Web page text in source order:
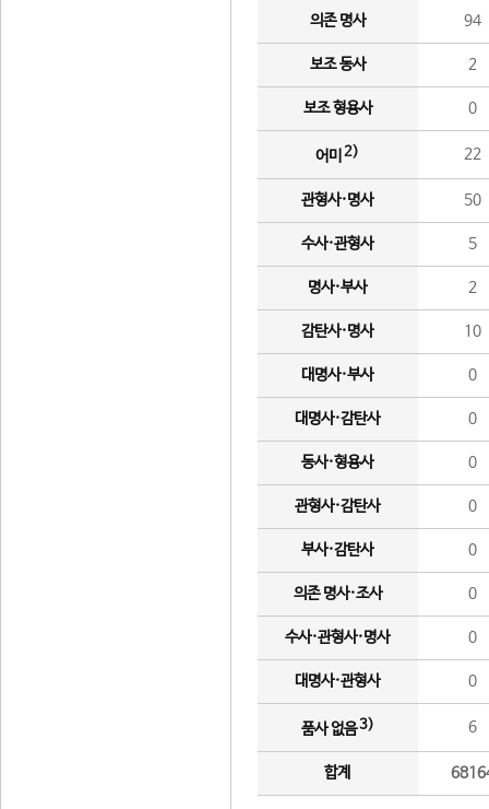
의존 명사 94
보조 동사 2
보조 형용사 0
어미 2) 22
관형사·명사 50
수사·관형사 5
명사·부사 2
감탄사·명사 10
대명사·부사 0
대명사·감탄사 0
동사·형용사 0
관형사·감탄사 0
부사·감탄사 0
의존 명사·조사 0
수사·관형사·명사 0
대명사·관형사 0
품사 없음3) 6
합계